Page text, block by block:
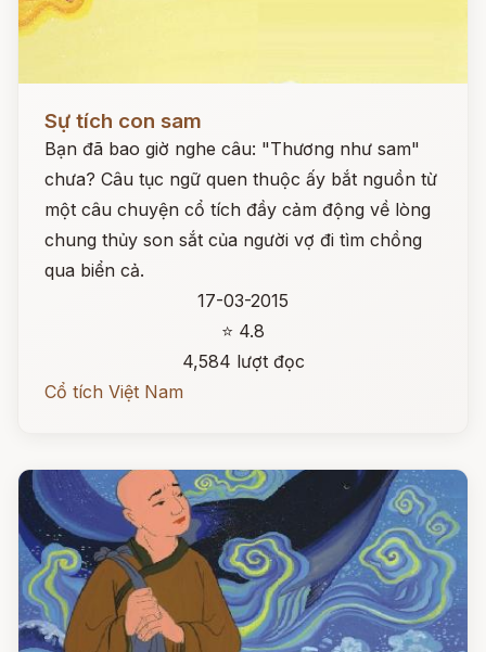
Sự tích con sam
Bạn đã bao giờ nghe câu: "Thương như sam"
chưa? Câu tục ngữ quen thuộc ấy bắt nguồn từ
một câu chuyện cổ tích đầy cảm động về lòng
chung thủy son sắt của người vợ đi tìm chồng
qua biển cả.
17-03-2015
⭐ 4.8
4,584 lượt đọc
Cổ tích Việt Nam